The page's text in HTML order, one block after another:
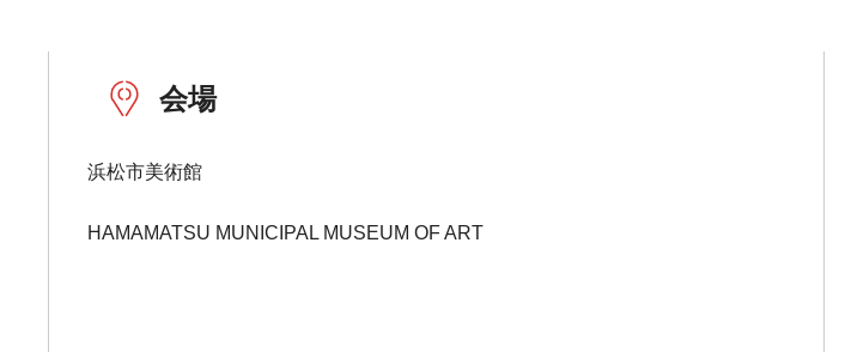
会場
浜松市美術館
HAMAMATSU MUNICIPAL MUSEUM OF ART